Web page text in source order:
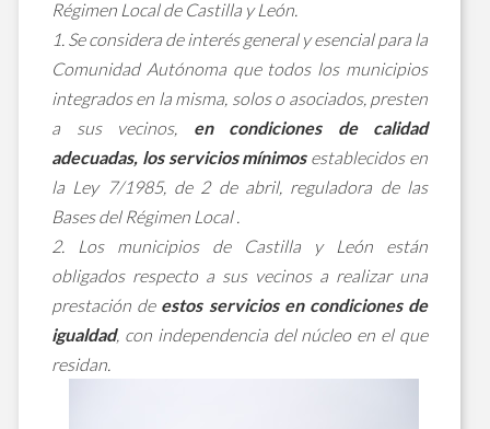
Régimen Local de Castilla y León.
1. Se considera de interés general y esencial para la
Comunidad Autónoma que todos los municipios
integrados en la misma, solos o asociados, presten
a sus vecinos, en condiciones de calidad
adecuadas, los servicios mínimosestablecidos en
la Ley 7/1985, de 2 de abril, reguladora de las
Bases del Régimen Local .
2. Los municipios de Castilla y León están
obligados respecto a sus vecinos a realizar una
prestación de estos servicios en condiciones de
igualdad, con independencia del núcleo en el que
residan.